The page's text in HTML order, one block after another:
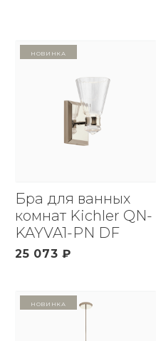
Новинка
Бра для ванных
комнат Kichler QN-
KAYVA1-PN DF
25 073 ₽
Новинка